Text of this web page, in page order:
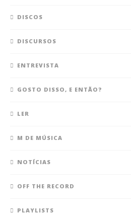
DISCOS
DISCURSOS
ENTREVISTA
GOSTO DISSO, E ENTÃO?
LER
M DE MÚSICA
NOTÍCIAS
OFF THE RECORD
PLAYLISTS